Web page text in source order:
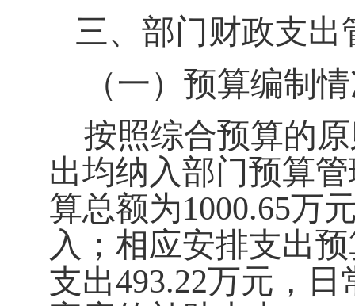
三、部门财政支出
（一）预算编制
按照综合预算的
出均纳入部门预算
算总额为1000.65万
入；相应安排支出
支出493.22万元，日